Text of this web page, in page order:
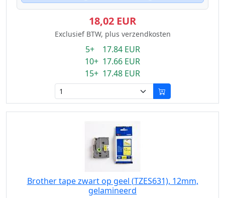
18,02 EUR
Exclusief BTW, plus verzendkosten
5+ 17.84 EUR
10+ 17.66 EUR
15+ 17.48 EUR
Brother tape zwart op geel (TZES631), 12mm,
gelamineerd